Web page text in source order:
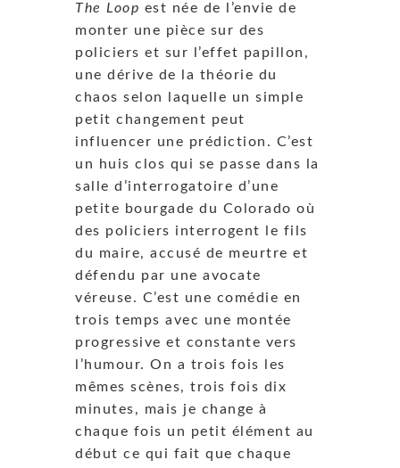
The Loop est née de l’envie de
monter une pièce sur des
policiers et sur l’effet papillon,
une dérive de la théorie du
chaos selon laquelle un simple
petit changement peut
influencer une prédiction. C’est
un huis clos qui se passe dans la
salle d’interrogatoire d’une
petite bourgade du Colorado où
des policiers interrogent le fils
du maire, accusé de meurtre et
défendu par une avocate
véreuse. C’est une comédie en
trois temps avec une montée
progressive et constante vers
l’humour. On a trois fois les
mêmes scènes, trois fois dix
minutes, mais je change à
chaque fois un petit élément au
début ce qui fait que chaque